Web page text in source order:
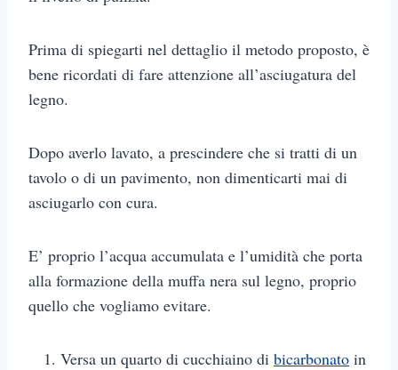
Prima di spiegarti nel dettaglio il metodo proposto, è
bene ricordati di fare attenzione all’asciugatura del
legno.
Dopo averlo lavato, a prescindere che si tratti di un
tavolo o di un pavimento, non dimenticarti mai di
asciugarlo con cura.
E’ proprio l’acqua accumulata e l’umidità che porta
alla formazione della muffa nera sul legno, proprio
quello che vogliamo evitare.
Versa un quarto di cucchiaino di bicarbonato in